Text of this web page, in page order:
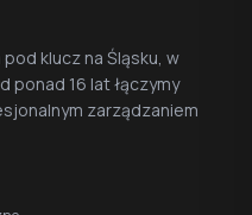
klucz na Śląsku, w
ponad 16 lat łączymy
zarządzaniem